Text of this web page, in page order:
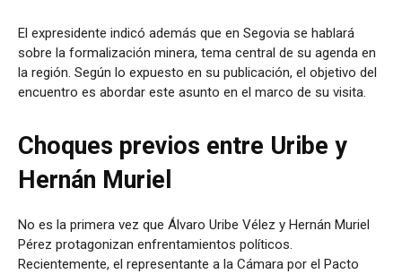
El expresidente indicó además que en Segovia se hablará
sobre la formalización minera, tema central de su agenda en
la región. Según lo expuesto en su publicación, el objetivo del
encuentro es abordar este asunto en el marco de su visita.
Choques previos entre Uribe y
Hernán Muriel
No es la primera vez que Álvaro Uribe Vélez y Hernán Muriel
Pérez protagonizan enfrentamientos políticos.
Recientemente, el representante a la Cámara por el Pacto